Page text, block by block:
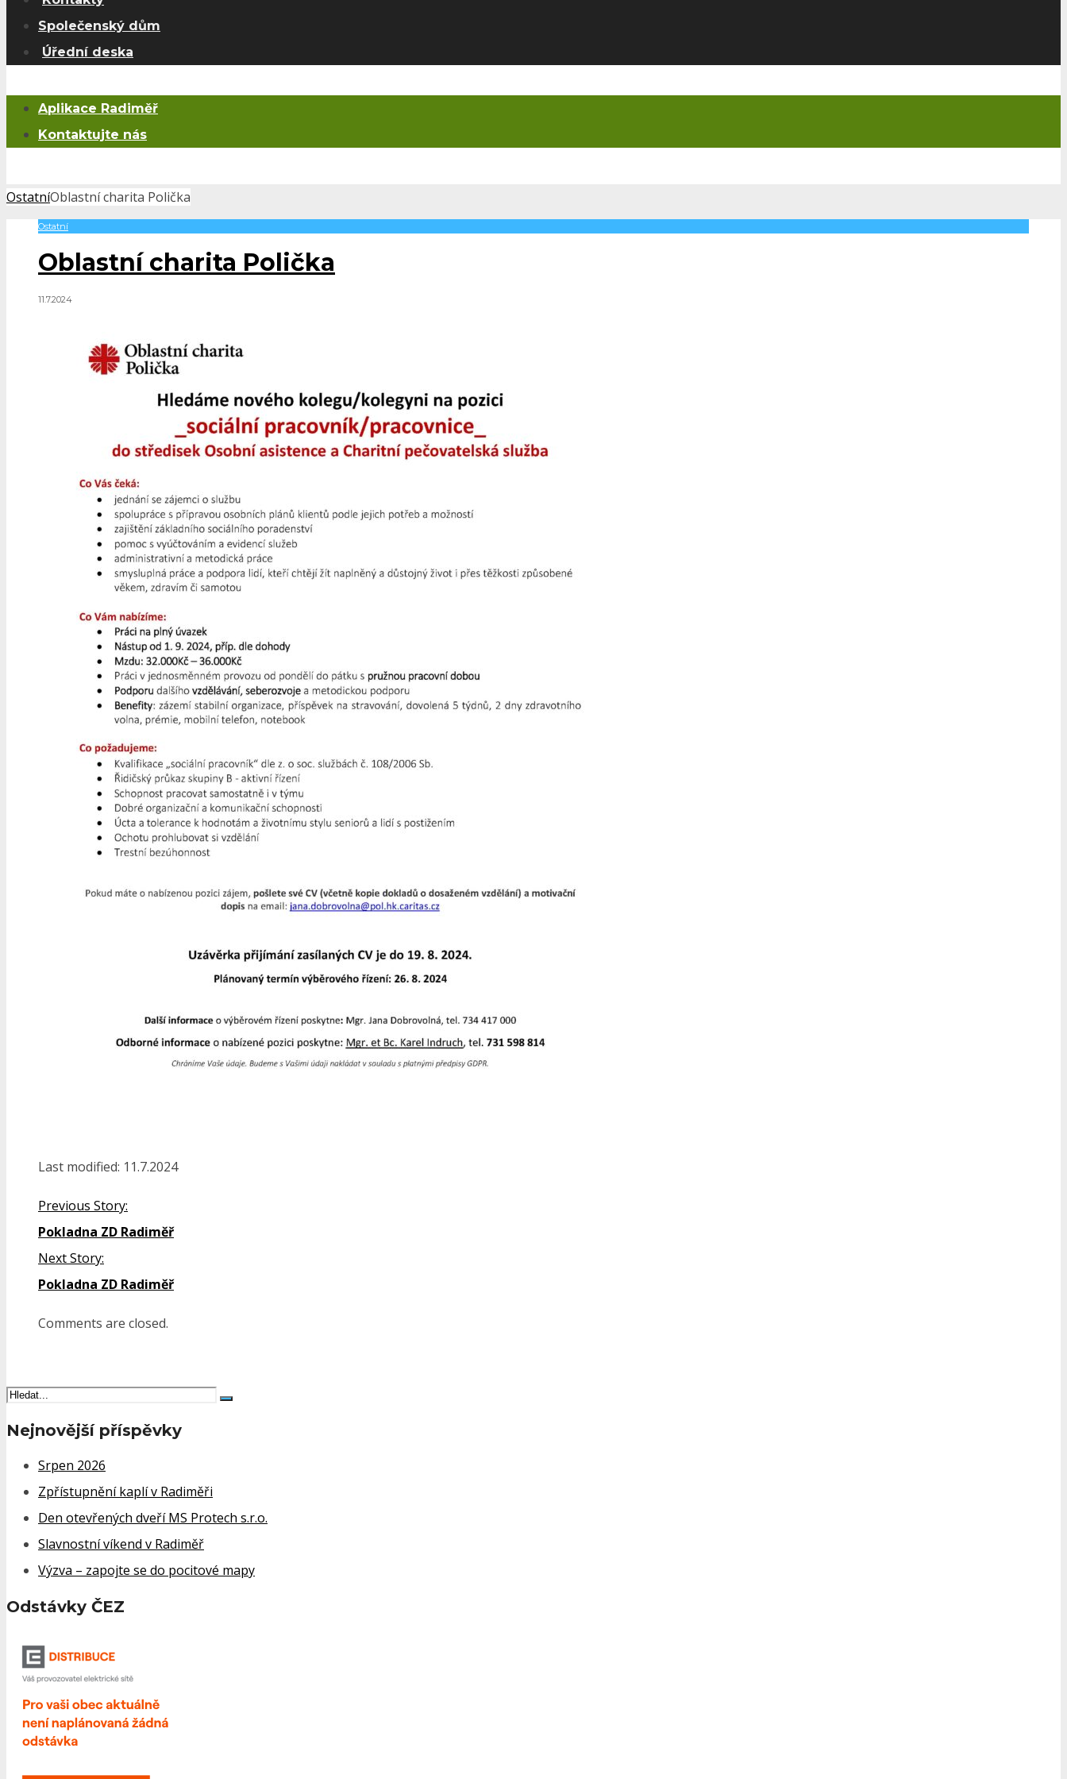
Společenský dům
Úřední deska
Aplikace Radiměř
Kontaktujte nás
OstatníOblastní charita Polička
Ostatní
Oblastní charita Polička
11.7.2024
Last modified: 11.7.2024
Previous Story:
Pokladna ZD Radiměř
Next Story:
Pokladna ZD Radiměř
Comments are closed.
Nejnovější příspěvky
Srpen 2026
Zpřístupnění kaplí v Radiměři
Den otevřených dveří MS Protech s.r.o.
Slavnostní víkend v Radiměř
Výzva – zapojte se do pocitové mapy
Odstávky ČEZ